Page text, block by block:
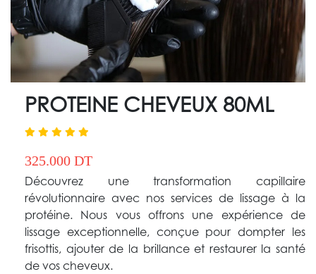
PROTEINE CHEVEUX 80ML
325.000 DT
Découvrez une transformation capillaire
révolutionnaire avec nos services de lissage à la
protéine. Nous vous offrons une expérience de
lissage exceptionnelle, conçue pour dompter les
frisottis, ajouter de la brillance et restaurer la santé
de vos cheveux.